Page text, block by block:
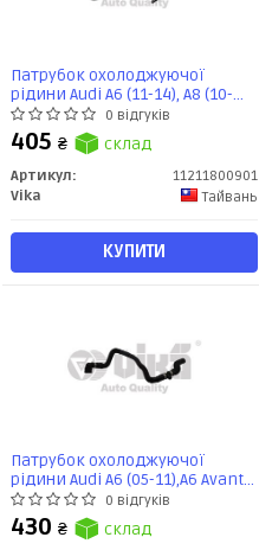
Патрубок охолоджуючої
рідини Audi A6 (11-14), A8 (10-
14), Q5 (09-17) (11211800901)
VIKA
0 відгуків
405 ₴ склад
Артикул:
11211800901
Vika
Тайвань
КУПИТИ
Патрубок охолоджуючої
рідини Audi A6 (05-11),A6 Avant
(07-11) (88191695301) VIKA
0 відгуків
430 ₴ склад